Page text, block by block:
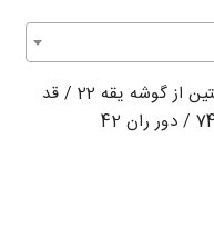
قد تیشرت 50 / دور سینه 76 / قد آستین از گوشه یقه 22 / قد